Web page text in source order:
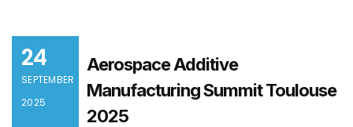
24
SEPTEMBER
2025
Aerospace Additive
Manufacturing Summit Toulouse
2025